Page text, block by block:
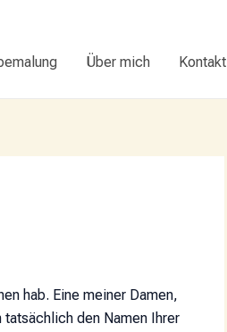
Über mich Kontakt
hab. Eine meiner Damen,
den Namen Ihrer